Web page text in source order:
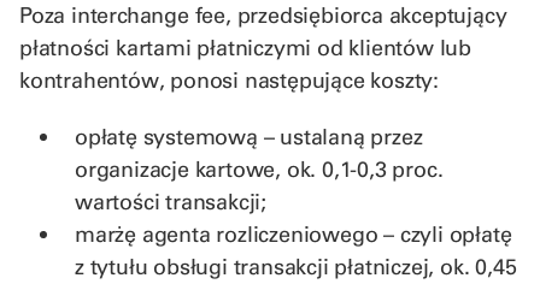
Poza interchange fee, przedsiębiorca akceptujący
płatności kartami płatniczymi od klientów lub
kontrahentów, ponosi następujące koszty:
opłatę systemową – ustalaną przez
organizacje kartowe, ok. 0,1-0,3 proc.
wartości transakcji;
marżę agenta rozliczeniowego – czyli opłatę
z tytułu obsługi transakcji płatniczej, ok. 0,45